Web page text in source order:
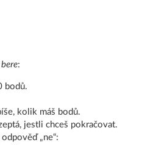
:
bodů.
kolik máš bodů.
jestli chceš pokračovat.
„ne“: